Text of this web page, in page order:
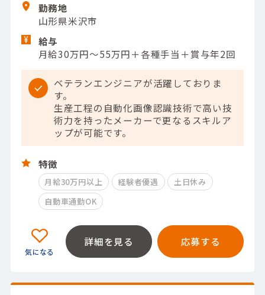
勤務地
山形県米沢市
給与
月給30万円～55万円＋各種手当＋賞与年2回
ベテランエンジニアが活躍しておりま
す。
生産工程の自動化画像認識技術で高い技
術力を持ったメーカーで更なるスキルア
ップが可能です。
特徴
月給30万円以上 経験者優遇
土日休み
自動車通勤OK
詳細を見る 応募する